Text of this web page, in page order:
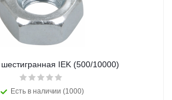
IEK (500/10000)
Есть в наличии (1000)